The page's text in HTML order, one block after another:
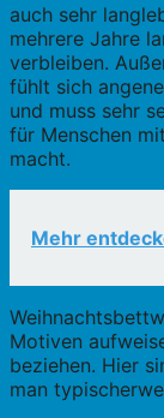
auch sehr
mehrere Jahre
verbleiben.
fühlt sich
und muss sehr
für Menschen
macht.
Mehr
Motiven
beziehen. Hier
man